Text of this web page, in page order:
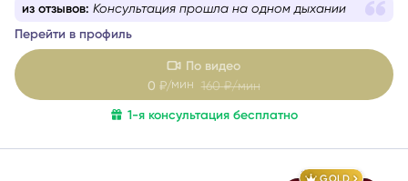
осуждённой. Я мягко и бережно проведу вас через
сложные эмоции, помогу увидеть перспективу и найти
решение, которое принесёт облегчение.
из отзывов: Консультация прошла на одном дыхании
Перейти в профиль
По видео
0 ₽/мин 160 ₽/мин
1-я консультация бесплатно
GOLD